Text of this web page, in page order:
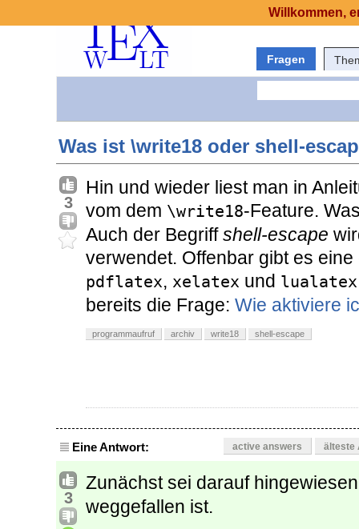
Fragen
Was ist \write18 oder shell-
3
Hin und wieder liest man in
vom dem \write18-Feature.
Auch der Begriffshell-escape
verwendet. Offenbar gibt es
pdflatex, xelatex und lualatex
bereits die Frage: Wie aktiviere
programmaufruf archiv write18 shell-escape
Eine Antwort: active answers älteste
3
Zunächst sei darauf
weggefallen ist.
Willkommen,